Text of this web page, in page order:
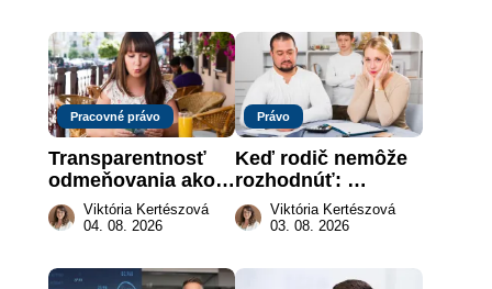
Pracovné právo
Transparentnosť
odmeňovania ako
právna povinnosť:
revolúcia na
práce
Viktória Kertészová
04. 08. 2026
Právo
Keď rodič nemôže
rozhodnúť:
nahradenie prejavu
vôle súdom v
Viktória Kertészová
03. 08. 2026